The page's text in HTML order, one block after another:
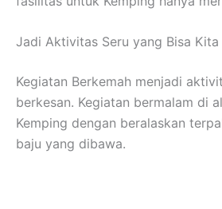
Jadi Aktivitas Seru yang Bisa
Kegiatan Berkemah menjadi
berkesan. Kegiatan bermalam di
Kemping dengan beralaskan
baju yang dibawa.